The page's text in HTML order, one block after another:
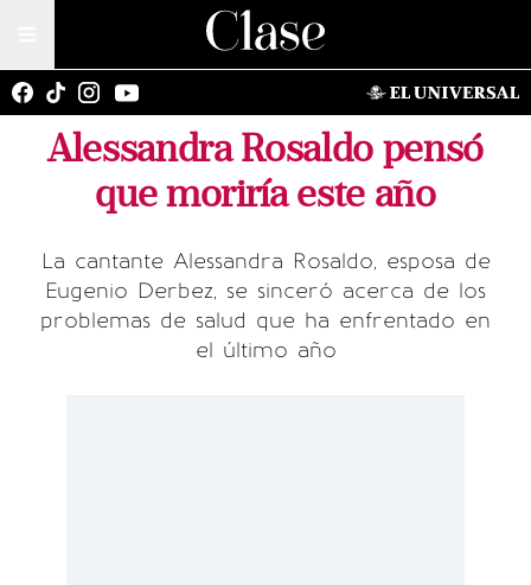
Alessandra Rosaldo pensó
que moriría este año
La cantante Alessandra Rosaldo, esposa de
Eugenio Derbez, se sinceró acerca de los
problemas de salud que ha enfrentado en
el último año